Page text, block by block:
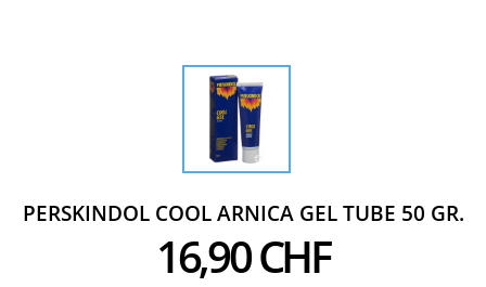
PERSKINDOL COOL ARNICA GEL TUBE 50 GR.
16,90 CHF